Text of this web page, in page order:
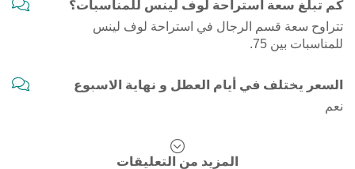
كم تبلغ سعة استراحة لوف لينس للمناسبات؟
تتراوح سعة قسم الرجال في استراحة لوف لينس
للمناسبات بين 75.
السعر يختلف في أيام العطل و نهاية الاسبوع
نعم
المزيد من التعليقات